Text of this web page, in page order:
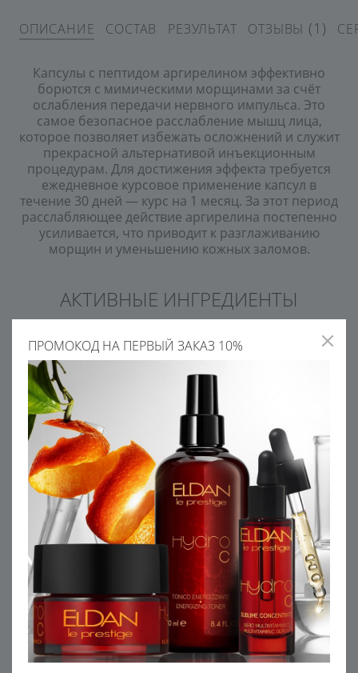
ОПИСАНИЕ СОСТАВ РЕЗУЛЬТАТ ОТЗЫВЫ (1)
Капсулы с пептидом аргирелином эффективно
борются с мимическими морщинами за счёт
ослабления передачи нервного импульса. Это
самое безопасное расслабление мышц лица,
которое позволяет избежать осложнений и служит
прекрасной альтернативой инъекционным
процедурам. Для достижения эффекта требуется
ежедневное курсовое применение капсул в
течение 30 дней — курс на 1 месяц. За этот период
расслабляющее действие аргирелина постепенно
усиливается, что приводит к разглаживанию
морщин и уменьшению кожных заломов.
АКТИВНЫЕ ИНГРЕДИЕНТЫ
АРГИРЕЛИН
Пептид с ботулиноподобным
действием. Применяется для
профилактики и устранения
РЕКОМЕНДУЕМ С ЭТИМ
ПРОМОКОД НА ПЕРВЫЙ ЗАКАЗ 10%